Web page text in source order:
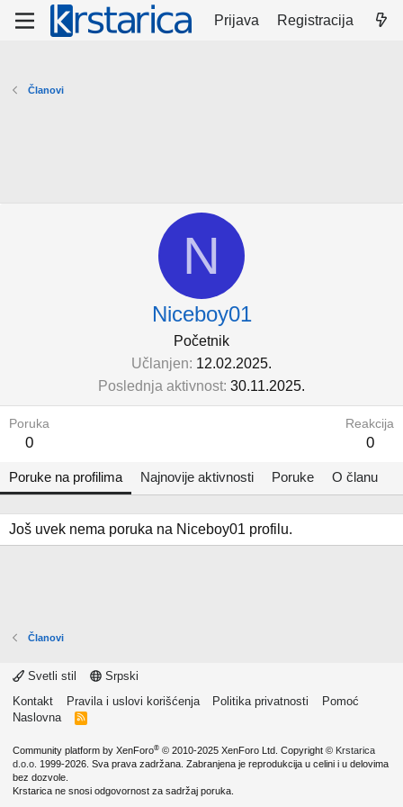
Prijava Registracija
Članovi
N
Niceboy01
Početnik
Učlanjen 12.02.2025.
Poslednja aktivnost 30.11.2025.
Poruka
0
Reakcija
0
Poruke na profilima Najnovije aktivnosti Poruke O članu
Još uvek nema poruka na Niceboy01 profilu.
Članovi
Svetli stil
Srpski
Kontakt
Pravila i uslovi korišćenja Politika privatnosti
Pomoć
Naslovna
R
Community platform by XenForo® © 2010-2025 XenForo Ltd. Copyright © Krstarica
d.o.o. 1999-2026. Sva prava zadržana. Zabranjena je reprodukcija u celini i u delovima
bez dozvole.
Krstarica ne snosi odgovornost za sadržaj poruka.